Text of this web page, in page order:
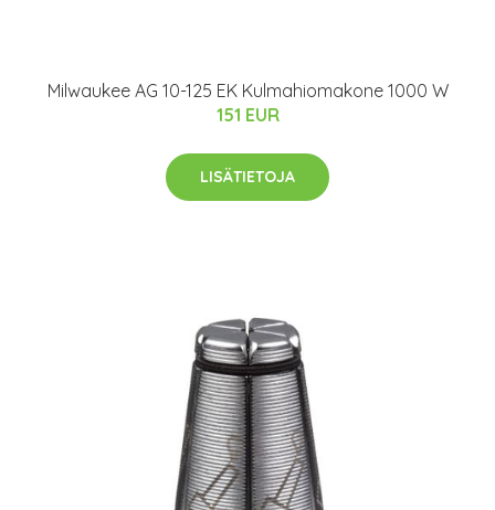
Milwaukee AG 10-125 EK Kulmahiomakone 1000 W
151 EUR
LISÄTIETOJA